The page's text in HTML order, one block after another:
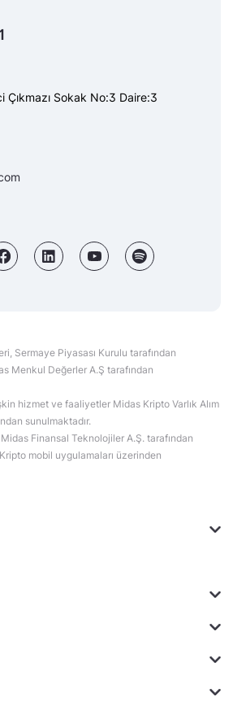
Çıkmazı Sokak No:3 Daire:3
Sermaye Piyasası Kurulu tarafından
Menkul Değerler A.Ş tarafından
hizmet ve faaliyetler Midas Kripto Varlık Alım
sunulmaktadır.
Finansal Teknolojiler A.Ş. tarafından
mobil uygulamaları üzerinden